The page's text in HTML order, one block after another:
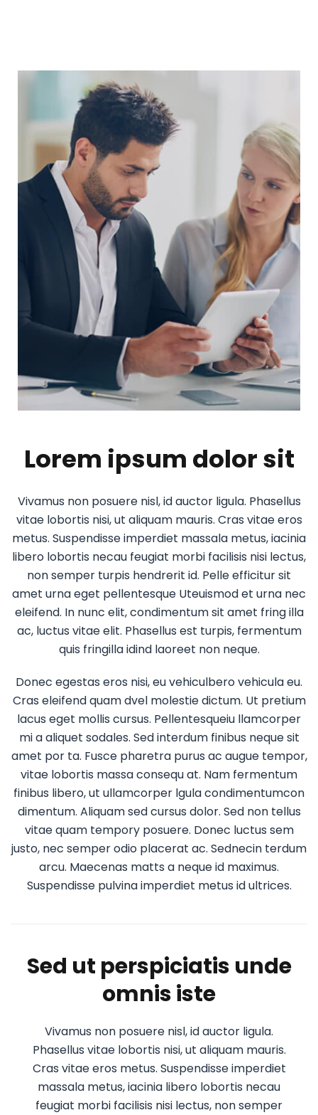
Lorem ipsum dolor sit
Vivamus non posuere nisl, id auctor ligula. Phasellus
vitae lobortis nisi, ut aliquam mauris. Cras vitae eros
metus. Suspendisse imperdiet massala metus, iacinia
libero lobortis necau feugiat morbi facilisis nisi lectus,
non semper turpis hendrerit id. Pelle efficitur sit
amet urna eget pellentesque Uteuismod et urna nec
eleifend. In nunc elit, condimentum sit amet fring illa
ac, luctus vitae elit. Phasellus est turpis, fermentum
quis fringilla idind laoreet non neque.
Donec egestas eros nisi, eu vehiculbero vehicula eu.
Cras eleifend quam dvel molestie dictum. Ut pretium
lacus eget mollis cursus. Pellentesqueiu llamcorper
mi a aliquet sodales. Sed interdum finibus neque sit
amet por ta. Fusce pharetra purus ac augue tempor,
vitae lobortis massa consequ at. Nam fermentum
finibus libero, ut ullamcorper lgula condimentumcon
dimentum. Aliquam sed cursus dolor. Sed non tellus
vitae quam tempory posuere. Donec luctus sem
justo, nec semper odio placerat ac. Sednecin terdum
arcu. Maecenas matts a neque id maximus.
Suspendisse pulvina imperdiet metus id ultrices.
Sed ut perspiciatis unde
omnis iste
Vivamus non posuere nisl, id auctor ligula.
Phasellus vitae lobortis nisi, ut aliquam mauris.
Cras vitae eros metus. Suspendisse imperdiet
massala metus, iacinia libero lobortis necau
feugiat morbi facilisis nisi lectus, non semper